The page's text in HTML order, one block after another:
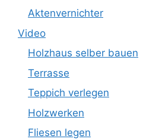
Aktenvernichter
Video
Holzhaus selber bauen
Terrasse
Teppich verlegen
Holzwerken
Fliesen legen